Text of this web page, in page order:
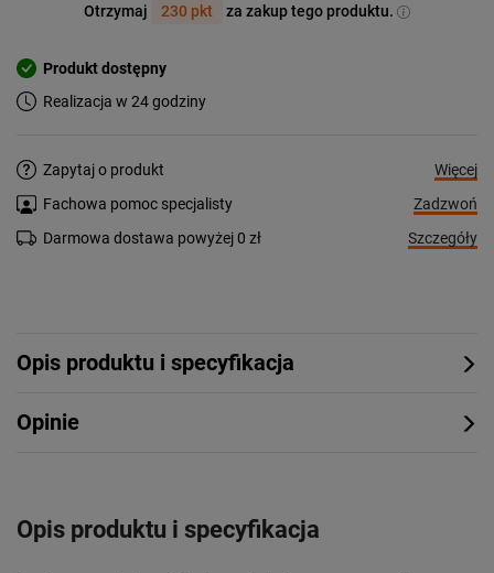
Otrzymaj 230 pkt za zakup tego produktu.
Produkt dostępny
Realizacja w 24 godziny
Zapytaj o produkt
Więcej
Fachowa pomoc specjalisty
Zadzwoń
Darmowa dostawa powyżej 0 zł
Szczegóły
Opis produktu i specyfikacja
Opinie
Opis produktu i specyfikacja